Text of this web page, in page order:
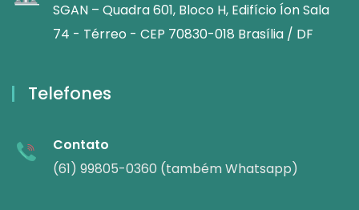
SGAN – Quadra 601, Bloco H, Edifício Íon Sala
74 - Térreo - CEP 70830-018 Brasília / DF
Telefones
Contato
(61) 99805-0360 (também Whatsapp)